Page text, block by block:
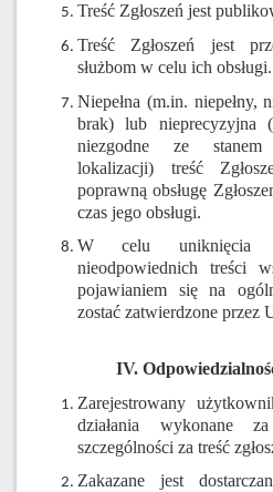
Treść Zgłoszeń jest
Treść Zgłoszeń jest
służbom w celu ich obsługi.
Niepełna (m.in. niepełny,
brak) lub nieprecyzyjna
niezgodne ze stanem
lokalizacji) treść
poprawną obsługę
czas jego obsługi.
W celu uniknięcia
nieodpowiednich treści
pojawianiem się na
zostać zatwierdzone przez
IV.
Zarejestrowany
działania wykonane
szczególności za treść
Zakazane jest